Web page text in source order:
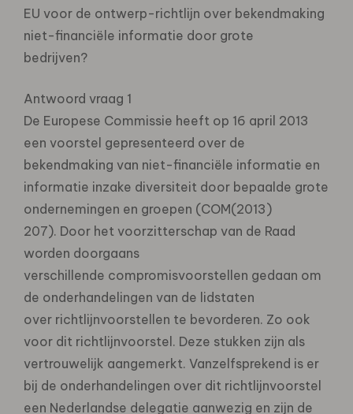
EU voor de ontwerp-richtlijn over bekendmaking
niet-financiële informatie door grote
bedrijven?
Antwoord vraag 1
De Europese Commissie heeft op 16 april 2013
een voorstel gepresenteerd over de
bekendmaking van niet-financiële informatie en
informatie inzake diversiteit door bepaalde grote
ondernemingen en groepen (COM(2013)
207). Door het voorzitterschap van de Raad
worden doorgaans
verschillende compromisvoorstellen gedaan om
de onderhandelingen van de lidstaten
over richtlijnvoorstellen te bevorderen. Zo ook
voor dit richtlijnvoorstel. Deze stukken zijn als
vertrouwelijk aangemerkt. Vanzelfsprekend is er
bij de onderhandelingen over dit richtlijnvoorstel
een Nederlandse delegatie aanwezig en zijn de